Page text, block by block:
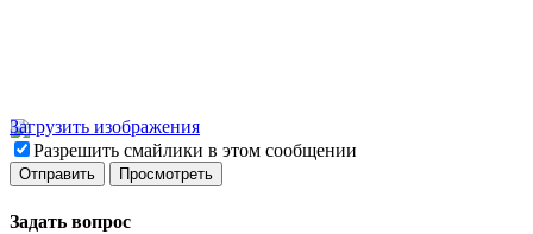
Загрузить изображения
Разрешить смайлики в этом сообщении
Задать вопрос